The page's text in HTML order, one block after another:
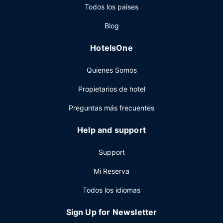
un coste adicional, se ofrece de lunes a viernes de 06:30 a
servicio de recepción las 24 horas a tu disposición. Hay un
Todos los paises
Blog
HotelsOne
Quienes Somos
Propietarios de hotel
Preguntas más frecuentes
Help and support
Support
Mi Reserva
Todos los idiomas
Sign Up for Newsletter